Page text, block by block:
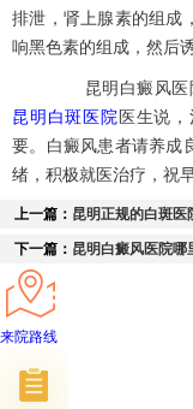
排泄，肾上腺素的组成
响黑色素的组成，然后
昆明白癜风医
昆明白斑医院 医生说
要。白癜风患者请养成
绪，积极就医治疗，祝
上一篇： 昆明正规的白斑医
下一篇： 昆明白癜风医院哪
来院路线